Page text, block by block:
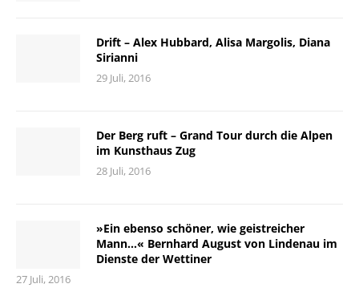
Drift – Alex Hubbard, Alisa Margolis, Diana
Sirianni
29 Juli, 2016
Der Berg ruft – Grand Tour durch die Alpen
im Kunsthaus Zug
28 Juli, 2016
»Ein ebenso schöner, wie geistreicher
Mann…« Bernhard August von Lindenau im
Dienste der Wettiner
27 Juli, 2016